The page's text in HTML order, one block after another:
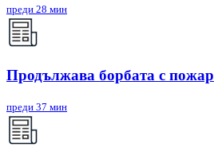
преди 28 мин
Продължава борбата с
преди 37 мин